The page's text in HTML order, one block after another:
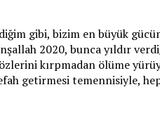
gibi, bizim en büyük
2020, bunca yıldır
kırpmadan ölüme
getirmesi temennisiyle,